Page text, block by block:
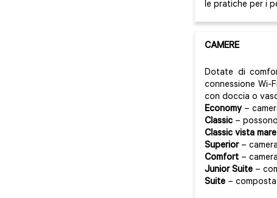
le pratiche per i
CAMERE
Dotate di
connessione Wi-
con doccia o
Economy –
Classic –
Classic vista
Superior–
Comfort –
Junior Suite –
Suite –